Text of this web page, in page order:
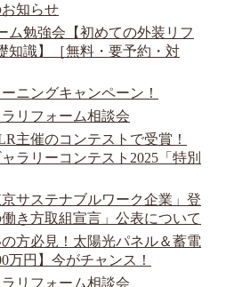
お知らせ
ム勉強会【初めての外装リフ
知識】［無料・要予約・対
ニングキャンペーン！
リフォーム相談会
主催のコンテストで受賞！
ラリーコンテスト2025「特別
京サステナブルワーク企業」登
き方取組宣言」公表について
方必見！太陽光パネル＆蓄電
万円】今がチャンス！
リフォーム相談会